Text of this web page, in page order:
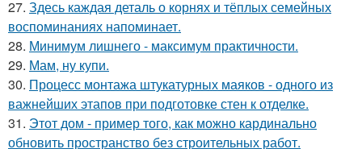
27. Здесь каждая деталь о корнях и тёплых семейных
воспоминаниях напоминает.
28. Минимум лишнего - максимум практичности.
29. Мам, ну купи.
30. Процесс монтажа штукатурных маяков - одного из
важнейших этапов при подготовке стен к отделке.
31. Этот дом - пример того, как можно кардинально
обновить пространство без строительных работ.